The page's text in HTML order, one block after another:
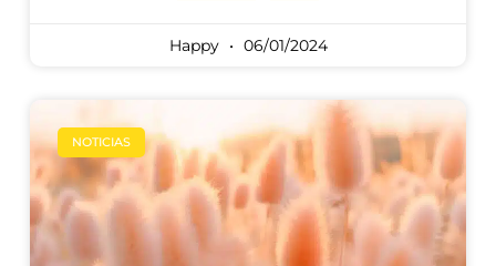
Happy 06/01/2024
NOTICIAS